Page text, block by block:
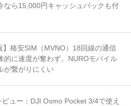
なら15,000円キャッシュバックも付
】格安SIM（MVNO）18回線の通信
に速度が奮わず。NUROモバイル
が繋がりにくい
ュー：DJI Osmo Pocket 3/4で使え